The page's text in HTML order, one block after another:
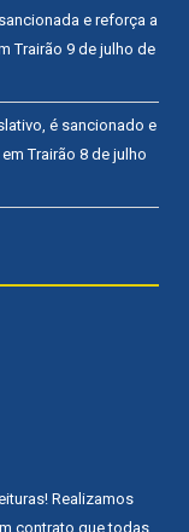
e reforça a
Trairão 9 de julho de
é sancionado e
Trairão 8 de julho
! Realizamos
contrato que todas